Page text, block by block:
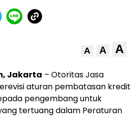
A A A
Jakarta – Otoritas Jasa
aturan pembatasan kredit
pengembang untuk
tertuang dalam Peraturan